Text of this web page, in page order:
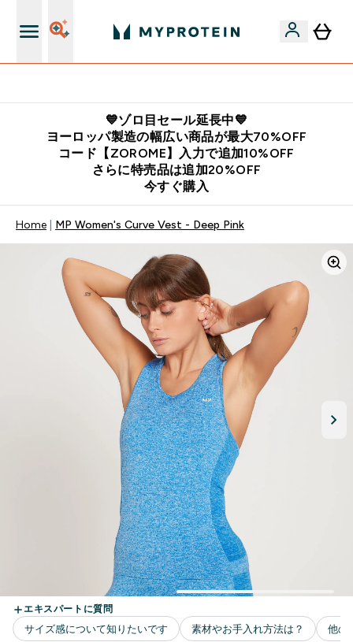
💙ゾロ目セール延長中💙
ヨーロッパ製造の幅広い商品が最大70%OFF
コード【ZOROME】入力で追加10%OFF
さらに特売品は追加20%OFF
今すぐ購入
Home MP Women's Curve Vest - Deep Pink